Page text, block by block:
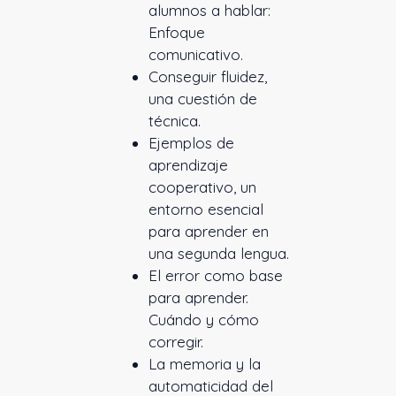
alumnos a hablar:
Enfoque
comunicativo.
Conseguir fluidez,
una cuestión de
técnica.
Ejemplos de
aprendizaje
cooperativo, un
entorno esencial
para aprender en
una segunda lengua.
El error como base
para aprender.
Cuándo y cómo
corregir.
La memoria y la
automaticidad del